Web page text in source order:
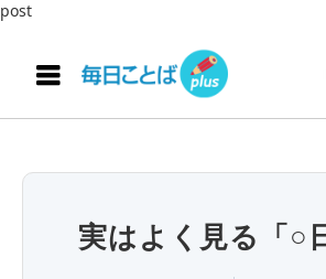
post
実はよく見る「○